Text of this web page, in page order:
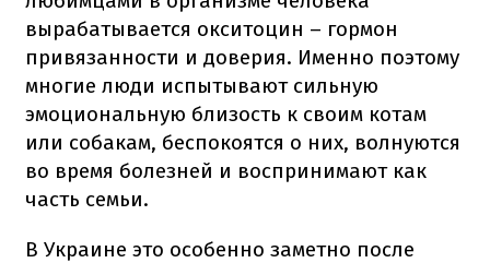
вырабатывается окситоцин – гормон
привязанности и доверия. Именно поэтому
многие люди испытывают сильную
эмоциональную близость к своим котам
или собакам, беспокоятся о них, волнуются
во время болезней и воспринимают как
часть семьи.
В Украине это особенно заметно после